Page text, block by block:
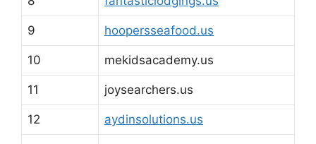
9 hoopersseafood.us
10 mekidsacademy.us
11 joysearchers.us
12 aydinsolutions.us